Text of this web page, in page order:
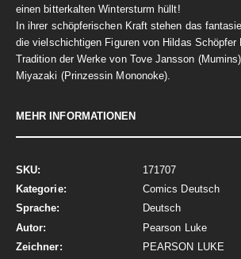
einen bitterkalten Wintersturm hüllt!
In ihrer schöpferischen Kraft stehen das
die vielschichtigen Figuren von Hildas Schöpfer
Tradition der Werke von Tove Jansson
Miyazaki (Prinzessin Mononoke).
MEHR INFORMATIONEN
Mehr
Informationen
171707
Comics Deutsch
Deutsch
Pearson Luke
PEARSON LUKE